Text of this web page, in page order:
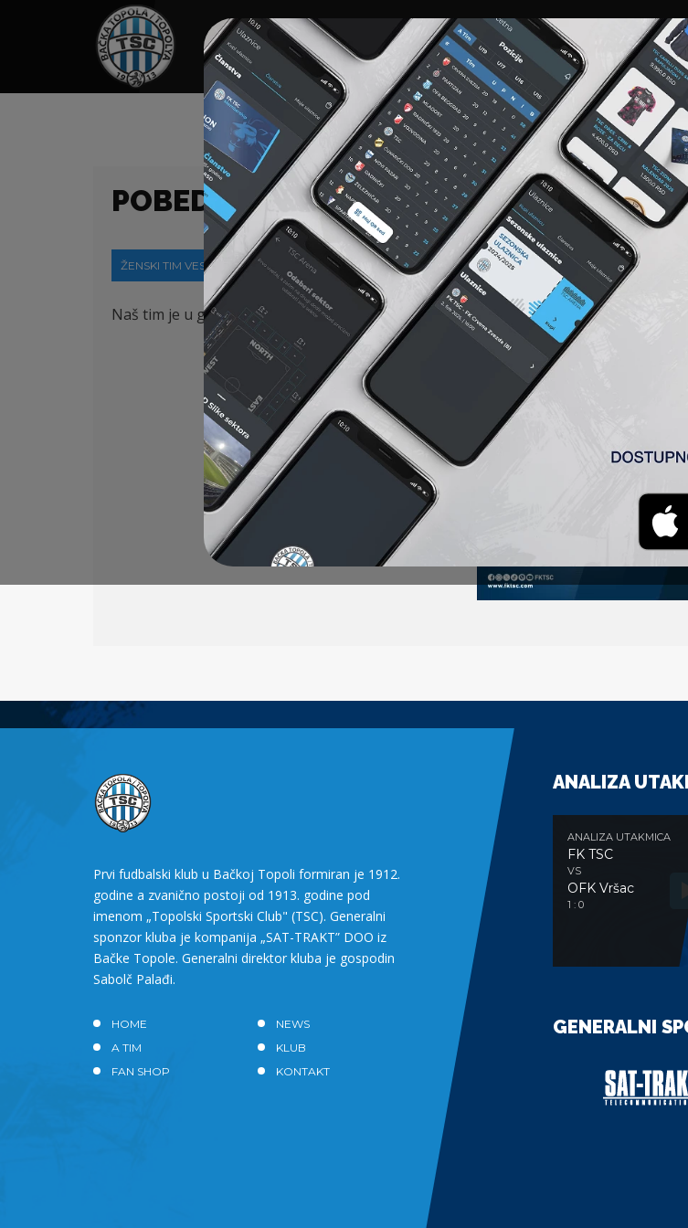
HOME SPONZORI NEWS GALERIJE A TIM ČLANSTVO
POBEDA PROTIV SLOGE
ŽENSKI TIM VESTI 16-09-2024
Naš tim je u gostima pobedio ekipu Sloge iz Zemuna sa 2:1. Golove za TSC postigle
Prvi fudbalski klub u Bačkoj Topoli formiran je 1912.
godine a zvanično postoji od 1913. godine pod
imenom „Topolski Sportski Club" (TSC). Generalni
sponzor kluba je kompanija „SAT-TRAKT” DOO iz
Bačke Topole. Generalni direktor kluba je gospodin
Sabolč Palađi.
HOME
NEWS
A TIM
KLUB
FAN SHOP
KONTAKT
ANALIZA
ANALIZA UTAKMICA
FK TSC
VS
OFK Vršac
1 : 0
GENERALNI